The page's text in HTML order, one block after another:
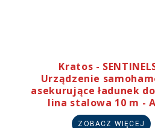
Kratos -
Urządzenie
asekurujące ładunek
lina stalowa 10 m -
ZOBACZ WIĘCEJ